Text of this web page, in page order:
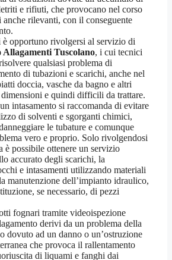
e rifiuti, che provocano nel corso
rilevanti, con il conseguente
è opportuno rivolgersi al servizio di
Tuscolano, i cui tecnici
qualsiasi problema di
di tubazioni e scarichi, anche nel
doccia, vasche da bagno e altri
e quindi difficili da trattare.
intasamento si raccomanda di evitare
di solventi e sgorganti chimici,
le tubature e comunque
vero e proprio. Solo rivolgendosi
è possibile ottenere un servizio
accurato degli scarichi, la
e intasamenti utilizzando materiali
manutenzione dell’impianto idraulico,
se necessario, di pezzi
fognari tramite videoispezione
derivi da un problema della
dovuto ad un danno o un’ostruzione
che provoca il rallentamento
di liquami e fanghi dai